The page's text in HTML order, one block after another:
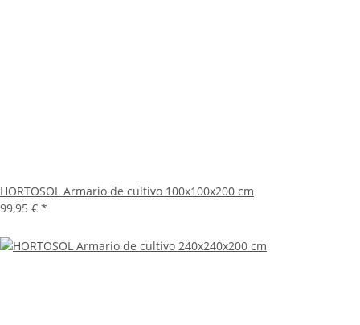
HORTOSOL Armario de cultivo 100x100x200 cm
99,95 € *